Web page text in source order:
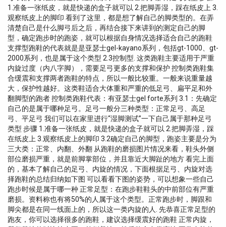
1.准备一张纸皮，就是快递的盒子就可以 2.把脚弄湿，踩在纸皮上 3.
观察纸皮上的脚印 看到了这里，都是想了解自己的脚类型的。在弄
清楚自己是什么脚弓后之后，再结合接下来讲到的测定自己的脚
型，确定跑步时的跑姿，就可以根据自身情况选择适合自己的跑鞋
支撑型跑鞋的代表就是是亚瑟士gel-kayano系列，包括gt-1000、gt-
2000系列，也是属于这个类型 2.3控制型. 这类跑鞋主要适用于严重
内旋过度（内八字脚），需要足弓更多的支撑和保护 控制类跑鞋集
合缓震和支撑两者跑鞋的特点，所以一般比较重。一般来说重量越
大，保护性越好。这类鞋适合大体重和严重的低足弓、扁平足和外
翻脚型的跑者 控制类跑鞋代表：有亚瑟士gel forte系列 3.1：先确定
自己的是属于哪种足弓。足弓一般分三种类型：正常足弓、高足
弓、平足弓 我们可以在家里进行“湿脚测试”一下自己属于那种足弓
类型 步骤 1.准备一张纸皮，就是快递的盒子就可以 2.把脚弄湿，踩
在纸皮上 3.观察纸皮上的脚印 3.2确定自己的脚型，跑姿主要是分为
三大类：正常、内翻、外翻 从跑鞋的磨损图片情况来看，鞋头外侧
部位磨损严重，就是前脚掌部位，并且靠近大脚趾的地方 看完上面
的，基本了解自己的足弓、内旋的情况，下面根据足弓、内旋对选
择跑鞋的总结归纳如下图 可以看看下图的姿势，可以想象一些自己
跑步时候是属于哪一种 正常足型：在跑步鞋鞋头的中前部位有严重
磨损。资料称也有将50%的人属于这个类型。正常跑步时，脚跟和
脚尖都是在同一线面上的，所以这一类内旋的人. 先恭喜正常足型的
跑友，你可以选择很多的跑鞋，建议选择缓震好的跑鞋 正常内旋，